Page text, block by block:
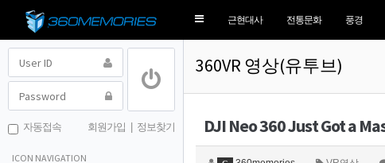
Toggle근현대사 전통문화 풍경
자동접속 회원가입 정보찾기
ICON NAVIGATION
360VR 영상(유투브)
DJI Neo 360 Just Got a